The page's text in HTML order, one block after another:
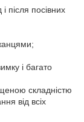
після посівних
і багато
складністю
від всіх